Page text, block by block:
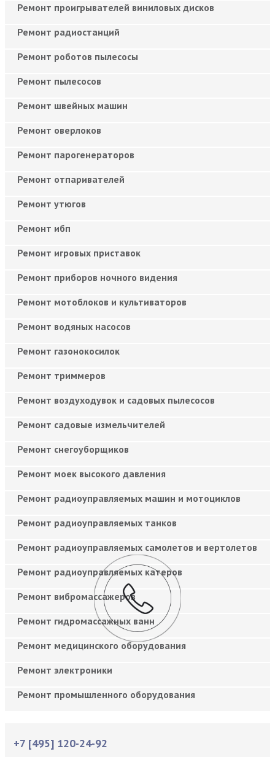
Ремонт проигрывателей виниловых дисков
Ремонт радиостанций
Ремонт роботов пылесосы
Ремонт пылесосов
Ремонт швейных машин
Ремонт оверлоков
Ремонт парогенераторов
Ремонт отпаривателей
Ремонт утюгов
Ремонт ибп
Ремонт игровых приставок
Ремонт приборов ночного видения
Ремонт мотоблоков и культиваторов
Ремонт водяных насосов
Ремонт газонокосилок
Ремонт триммеров
Ремонт воздуходувок и садовых пылесосов
Ремонт садовые измельчителей
Ремонт снегоуборщиков
Ремонт моек высокого давления
Ремонт радиоуправляемых машин и мотоциклов
Ремонт радиоуправляемых танков
Ремонт радиоуправляемых самолетов и вертолетов
Ремонт радиоуправляемых катеров
Ремонт вибромассажеров
Ремонт гидромассажных ванн
Ремонт медицинского оборудования
Ремонт электроники
Ремонт промышленного оборудования
+7 [495] 120-24-92